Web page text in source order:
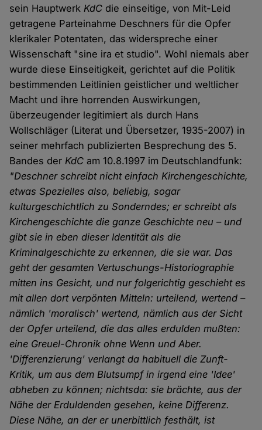
sein HauptwerkKdC die einseitige, von Mit-Leid
getragene Parteinahme Deschners für die Opfer
klerikaler Potentaten, das widerspreche einer
Wissenschaft "sine ira et studio". Wohl niemals aber
wurde diese Einseitigkeit, gerichtet auf die Politik
bestimmenden Leitlinien geistlicher und weltlicher
Macht und ihre horrenden Auswirkungen,
überzeugender legitimiert als durch Hans
Wollschläger (Literat und Übersetzer, 1935-2007) in
seiner mehrfach publizierten Besprechung des 5.
Bandes derKdC am 10.8.1997 im Deutschlandfunk:
"Deschner schreibt nicht einfach Kirchengeschichte,
etwas Spezielles also, beliebig, sogar
kulturgeschichtlich zu Sonderndes; er schreibt als
Kirchengeschichte die ganze Geschichte neu – und
gibt sie in eben dieser Identität als die
Kriminalgeschichte zu erkennen, die sie war. Das
geht der gesamten Vertuschungs-Historiographie
mitten ins Gesicht, und nur folgerichtig geschieht es
mit allen dort verpönten Mitteln: urteilend, wertend –
nämlich 'moralisch' wertend, nämlich aus der Sicht
der Opfer urteilend, die das alles erdulden mußten:
eine Greuel-Chronik ohne Wenn und Aber.
'Differenzierung' verlangt da habituell die Zunft-
Kritik, um aus dem Blutsumpf in irgend eine 'Idee'
abheben zu können; nichtsda: sie brächte, aus der
Nähe der Erduldenden gesehen, keine Differenz.
Diese Nähe, an der er unerbittlich festhält, ist